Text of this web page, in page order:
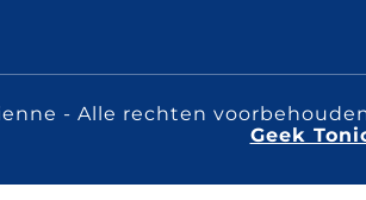
- Alle rechten
Geek